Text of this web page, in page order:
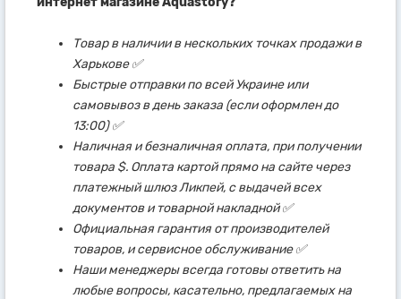
Товар в наличии в нескольких точках продажи в
Харькове ✅
Быстрые отправки по всей Украине или
самовывоз в день заказа (если оформлен до
13:00) ✅
Наличная и безналичная оплата, при получении
товара $. Оплата картой прямо на сайте через
платежный шлюз Ликпей, с выдачей всех
документов и товарной накладной ✅
Официальная гарантия от производителей
товаров, и сервисное обслуживание ✅
Наши менеджеры всегда готовы ответить на
любые вопросы, касательно, предлагаемых на